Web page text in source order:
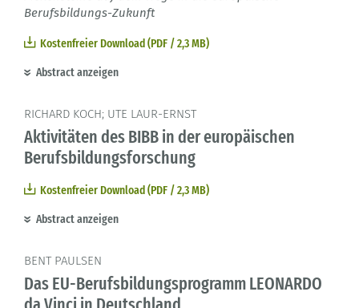
Berufsbildungs-Zukunft
Kostenfreier Download (PDF / 2,3 MB)
Abstract anzeigen
RICHARD KOCH; UTE LAUR-ERNST
Aktivitäten des BIBB in der europäischen
Berufsbildungsforschung
Kostenfreier Download (PDF / 2,3 MB)
Abstract anzeigen
BENT PAULSEN
Das EU-Berufsbildungsprogramm LEONARDO